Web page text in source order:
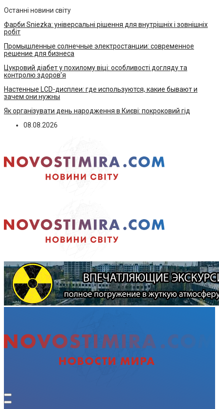
Останні новини світу
Фарби Sniezka: універсальні рішення для внутрішніх і зовнішніх
робіт
Промышленные солнечные электростанции: современное
решение для бизнеса
Цукровий діабет у похилому віці: особливості догляду та
контролю здоров’я
Настенные LCD-дисплеи: где используются, какие бывают и
зачем они нужны
Як організувати день народження в Києві: покроковий гід
08.08.2026